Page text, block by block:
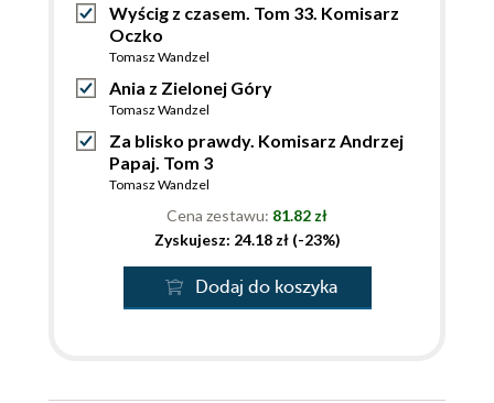
Wyścig z czasem. Tom 33. Komisarz
Oczko
Tomasz Wandzel
Ania z Zielonej Góry
Tomasz Wandzel
Za blisko prawdy. Komisarz Andrzej
Papaj. Tom 3
Tomasz Wandzel
Cena zestawu: 81.82 zł
Zyskujesz: 24.18 zł (-23%)
Dodaj do koszyka